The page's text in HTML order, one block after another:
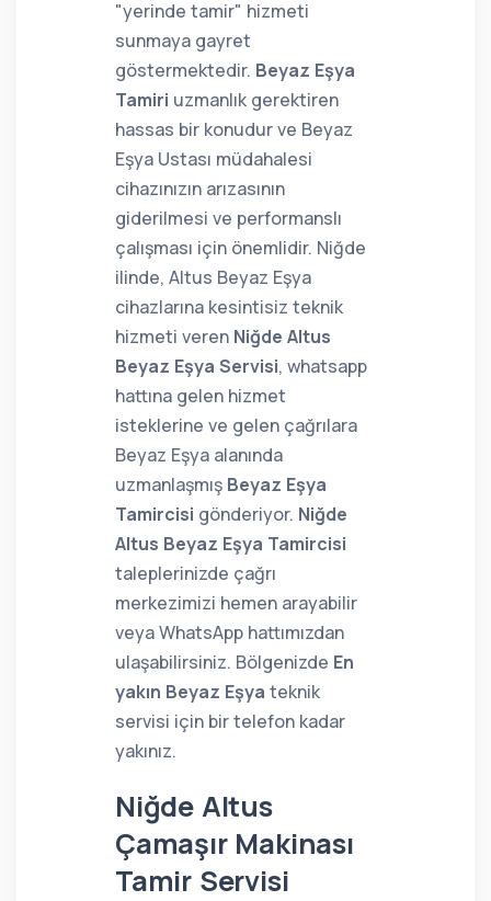
"yerinde tamir" hizmeti
sunmaya gayret
göstermektedir. Beyaz Eşya
Tamiri uzmanlık gerektiren
hassas bir konudur ve Beyaz
Eşya Ustası müdahalesi
cihazınızın arızasının
giderilmesi ve performanslı
çalışması için önemlidir. Niğde
ilinde, Altus Beyaz Eşya
cihazlarına kesintisiz teknik
hizmeti veren Niğde Altus
Beyaz Eşya Servisi, whatsapp
hattına gelen hizmet
isteklerine ve gelen çağrılara
Beyaz Eşya alanında
uzmanlaşmış Beyaz Eşya
Tamircisi gönderiyor. Niğde
Altus Beyaz Eşya Tamircisi
taleplerinizde çağrı
merkezimizi hemen arayabilir
veya WhatsApp hattımızdan
ulaşabilirsiniz. Bölgenizde En
yakın Beyaz Eşya teknik
servisi için bir telefon kadar
yakınız.
Niğde Altus
Çamaşır Makinası
Tamir Servisi